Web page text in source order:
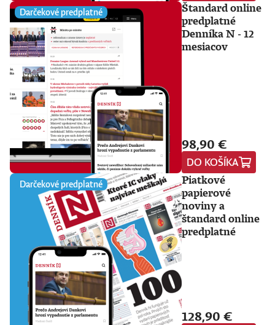
Darčekové predplatné
Štandard online
predplatné
Denníka N - 12
mesiacov
98,90 €
DO KOŠÍKA
Darčekové predplatné
Piatkové
papierové
noviny a
štandard online
predplatné
128,90 €